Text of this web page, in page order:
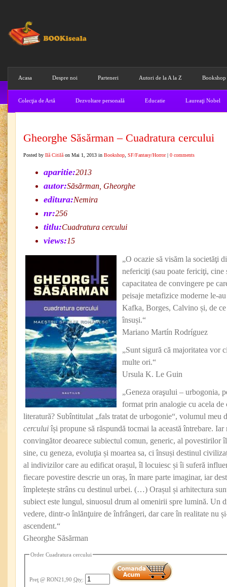
Acasa Despre noi Parteneri Autori de la A la Z Bookshop
Colecţia de Artă Dezvoltare personală Educatie Laureaţi Nobel
Gheorghe Săsărman – Cuadratura cercului
Posted by Ilă Citilă on Mai 1, 2013 in Bookshop SF/Fantasy/Horror| 0 comments
aparitie:2013
autor:Săsărman, Gheorghe
editura:Nemira
nr:256
titlu:Cuadratura cercului
views:15
„O ocazie să visăm la societăţi
nefericiţi (sau poate fericiţi, cine
capacitatea de convingere pe
peisaje metafizice moderne le-
Kafka, Borges, Calvino și, de
însuși.“
Mariano Martín Rodríguez
„Sunt sigură că majoritatea vor
multe ori.“
Ursula K. Le Guin
„Geneza oraşului – urbogonia,
format prin analogie cu acela de
literatură? Subîntitulat „fals tratat de urbogonie“, volumul meu
cerculuiîși propune să răspundă tocmai la această întrebare. Iar
convingător deoarece subiectul comun, generic, al povestirilor
sine, cu geneza, evoluţia și moartea sa, ci însuși destinul
al indivizilor care au edificat orașul, îl locuiesc și îi suferă
fiecare povestire descrie un oraș, în mare parte imaginar, iar
împletește strâns cu destinul urbei. (…) Orașul și arhitectura
subiect este lungul, sinuosul drum al omenirii spre lumină. Un
vedere, dintr-o înlănţuire de înfrângeri, dar care în realitate nu
ascendent.“
Gheorghe Săsărman
Order Cuadratura cercului
Preţ @ RON21,90 Qty: